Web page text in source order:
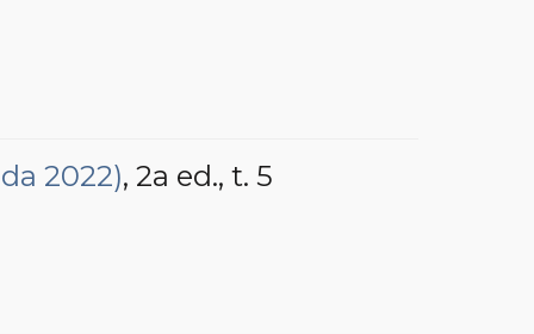
2022), 2a ed., t. 5